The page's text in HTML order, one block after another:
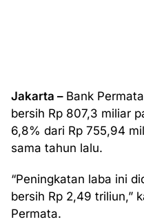
Jakarta – Bank
bersih Rp 807,3 miliar
6,8% dari Rp 755,94
sama tahun lalu.
“Peningkatan laba ini
bersih Rp 2,49 triliun,”
Permata.